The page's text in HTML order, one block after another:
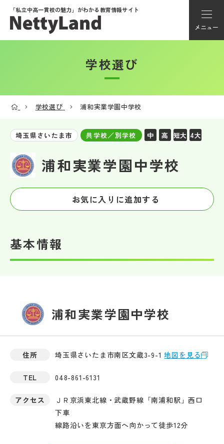
「私立中高一貫校の魅力」がわかる教育情報サイト
メニュー
アカウント登録
学校動画
私学探検隊
帰国生受験情報
よみもの
特集
NettyLandかわら版
学校選び
学校選び 浦和実業学園中学校
埼玉県さいたま市 共学校／別学校 中 高 短大 4大
浦和実業学園中学校
お気に入りに追加する
基本情報
浦和実業学園中学校
住所 埼玉県さいたま市南区文蔵3-9-1地図を見る
TEL 048-861-6131
アクセス
ＪＲ京浜東北線・武蔵野線「南浦和駅」西口
下車
線路沿いを東京方面へ向かって徒歩12分